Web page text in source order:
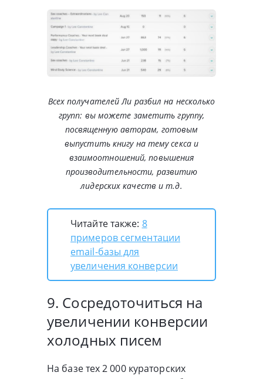
Всех получателей Ли разбил на несколько
групп: вы можете заметить группу,
посвященную авторам, готовым
выпустить книгу на тему секса и
взаимоотношений, повышения
производительности, развитию
лидерских качеств и т.д.
Читайте также: 8
примеров сегментации
email-базы для
увеличения конверсии
9. Сосредоточиться на
увеличении конверсии
холодных писем
На базе тех 2 000 кураторских